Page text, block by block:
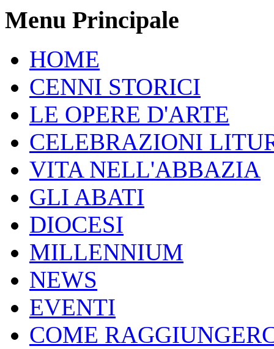
Menu Principale
HOME
CENNI STORICI
LE OPERE D'ARTE
CELEBRAZIONI
VITA NELL'ABBAZIA
GLI ABATI
DIOCESI
MILLENNIUM
NEWS
EVENTI
COME